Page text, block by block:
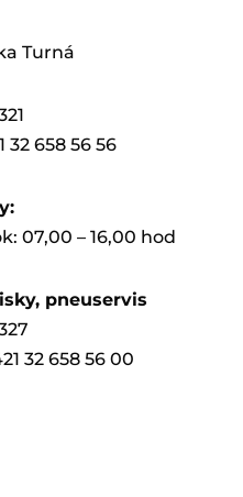
Turná
32 658 56 56
07,00 – 16,00 hod
pneuservis
32 658 56 00